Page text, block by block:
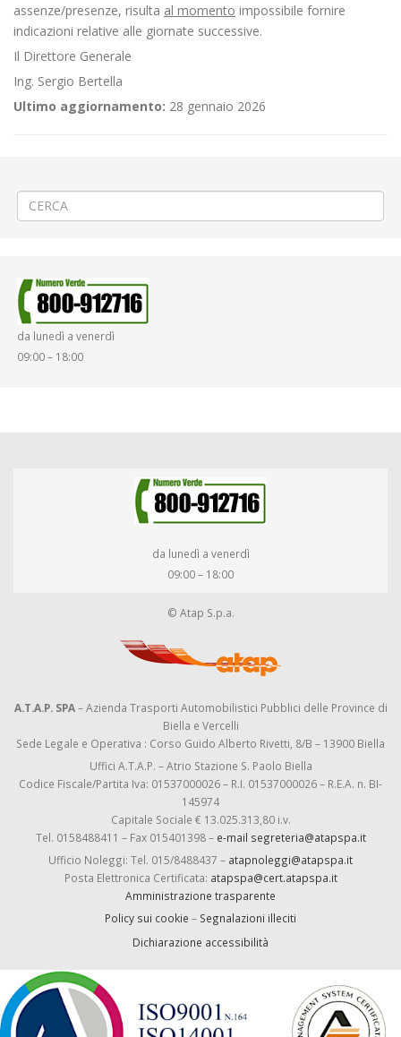
assenze/presenze, risulta al momento impossibile fornire
indicazioni relative alle giornate successive.
Il Direttore Generale
Ing. Sergio Bertella
Ultimo aggiornamento: 28 gennaio 2026
da lunedì a venerdì
09:00 – 18:00
da lunedì a venerdì
09:00 – 18:00
© Atap S.p.a.
A.T.A.P. SPA– Azienda Trasporti Automobilistici Pubblici delle Province di
Biella e Vercelli
Sede Legale e Operativa : Corso Guido Alberto Rivetti, 8/B – 13900 Biella
Uffici A.T.A.P. – Atrio Stazione S. Paolo Biella
Codice Fiscale/Partita Iva: 01537000026 – R.I. 01537000026 – R.E.A. n. BI-
145974
Capitale Sociale € 13.025.313,80 i.v.
Tel. 0158488411 – Fax 015401398 – e-mail segreteria@atapspa.it
Ufficio Noleggi: Tel. 015/8488437 – atapnoleggi@atapspa.it
Posta Elettronica Certificata: atapspa@cert.atapspa.it
Amministrazione trasparente
Policy sui cookie – Segnalazioni illeciti
Dichiarazione accessibilità